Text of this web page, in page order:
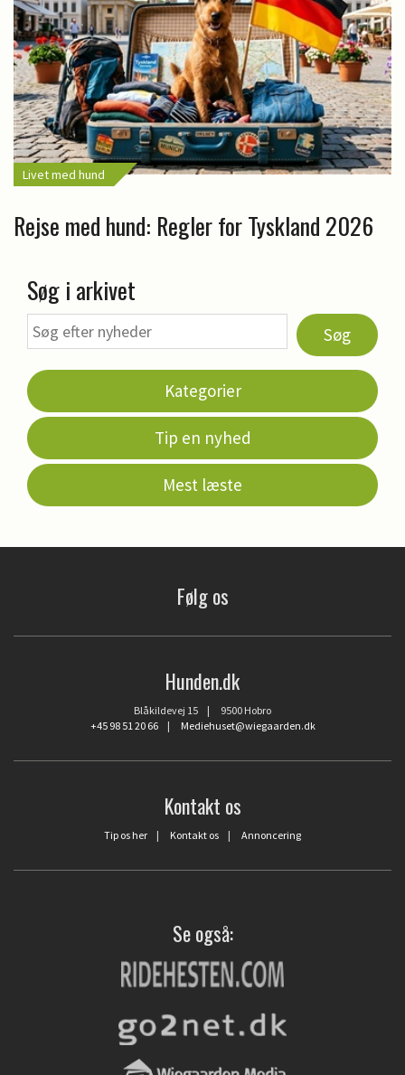
Livet med hund
Rejse med hund: Regler for Tyskland 2026
Søg i arkivet
Søg
Kategorier
Tip en nyhed
Mest læste
Følg os
Hunden.dk
Blåkildevej 15 | 9500 Hobro
+45 98 51 20 66| Mediehuset@wiegaarden.dk
Kontakt os
Tip os her | Kontakt os | Annoncering
Se også: